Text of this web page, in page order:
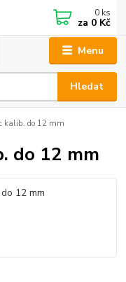
Menu
Hledat
0 ks
za 0 Kč
kalib. do 12 mm
do 12 mm